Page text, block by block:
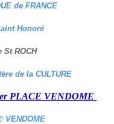
de FRANCE
Honoré
St ROCH
de la CULTURE
PLACE VENDOME
VENDOME